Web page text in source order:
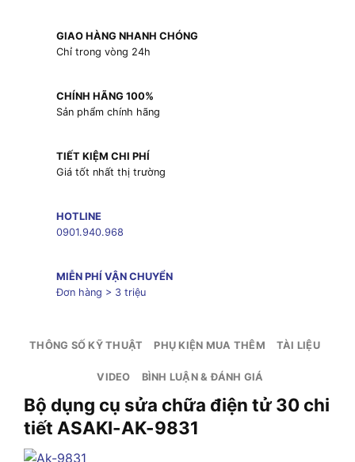
GIAO HÀNG NHANH CHÓNG
Chỉ trong vòng 24h
CHÍNH HÃNG 100%
Sản phẩm chính hãng
TIẾT KIỆM CHI PHÍ
Giá tốt nhất thị trường
HOTLINE
0901.940.968
MIỄN PHÍ VẬN CHUYỂN
Đơn hàng > 3 triệu
THÔNG SỐ KỸ THUẬT PHỤ KIỆN MUA THÊM TÀI LIỆU
VIDEO BÌNH LUẬN & ĐÁNH GIÁ
Bộ dụng cụ sửa chữa điện tử 30 chi
tiết ASAKI-AK-9831